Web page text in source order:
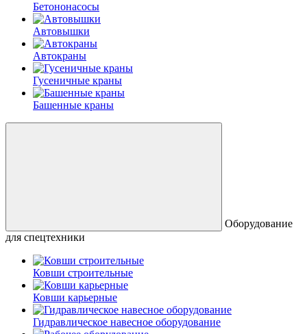
Бетононасосы
Автовышки
Автокраны
Гусеничные краны
Башенные краны
Оборудование
для спецтехники
Ковши строительные
Ковши карьерные
Гидравлическое навесное оборудование